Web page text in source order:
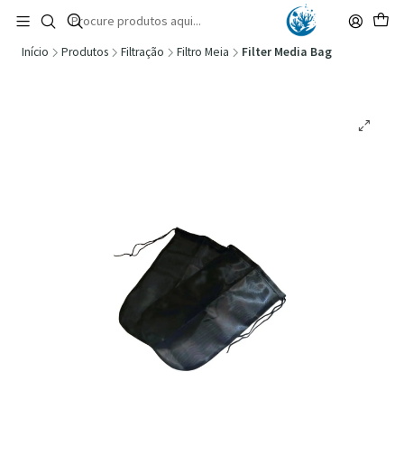
🚚 Portugal Continental: Portes Grátis desde 149,90€ (Envio extresso: 14,90€)
Ler mais
Início Produtos Filtração Filtro Meia Filter Media Bag